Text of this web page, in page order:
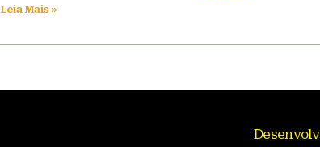
Leia Mais »